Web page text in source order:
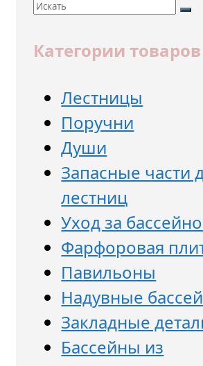
Категории товаров
Лестницы
Поручни
Души
Запасные части
лестниц
Уход за
Фарфоровая
Павильоны
Надувные
Закладные
Бассейны из